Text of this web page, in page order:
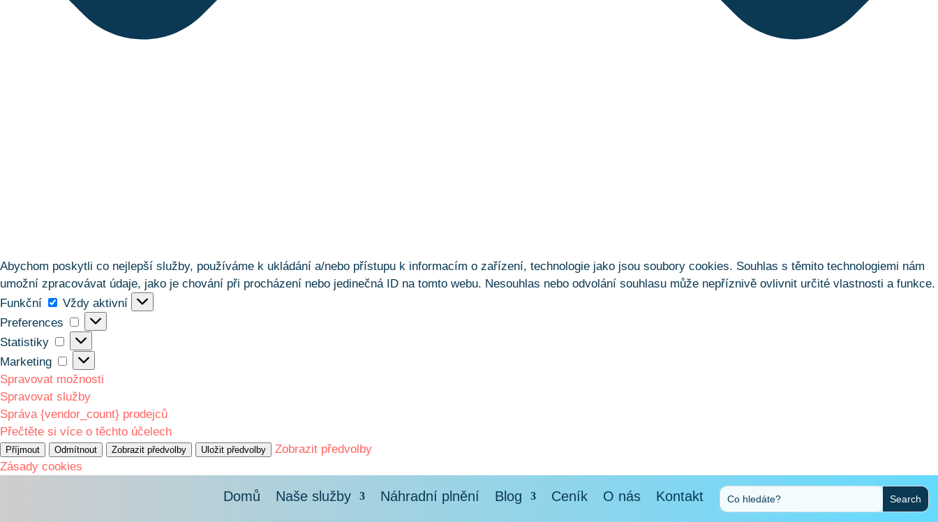
Abychom poskytli co nejlepší služby, používáme k ukládání a/nebo přístupu k informacím o zařízení, technologie jako jsou soubory cookies. Souhlas s těmito technologiemi nám
umožní zpracovávat údaje, jako je chování při procházení nebo jedinečná ID na tomto webu. Nesouhlas nebo odvolání souhlasu může nepříznivě ovlivnit určité vlastnosti a funkce.
Funkční
Funkční
Vždy aktivní
Preferences
Preferences
Statistiky
Statistiky
Marketing
Marketing
Spravovat možnosti
Spravovat služby
Správa {vendor_count} prodejců
Přečtěte si více o těchto účelech
Příjmout Odmítnout Zobrazit předvolby Uložit předvolby
Zobrazit předvolby
Zásady cookies
Domů Naše služby Náhradní plnění Blog Ceník O nás Kontakt